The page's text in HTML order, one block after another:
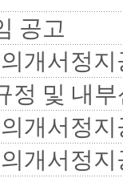
공고
개서정지
정 및 내
개서정지
개서정지